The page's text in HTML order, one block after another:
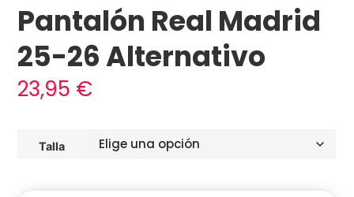
Pantalón Real Madrid
25-26 Alternativo
23,95 €
Talla